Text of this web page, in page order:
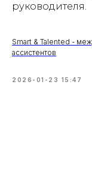
руководителя.
Smart & Talented -
ассистентов
2026-01-23 15:47